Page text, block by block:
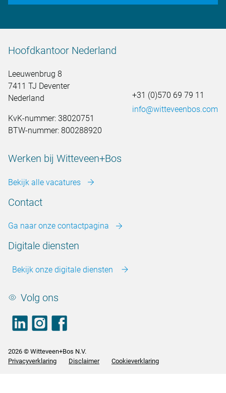
Hoofdkantoor Nederland
Leeuwenbrug 8
7411 TJ Deventer
Nederland
KvK-nummer: 38020751
BTW-nummer: 800288920
+31 (0)570 69 79 11
info@witteveenbos.com
Werken bij Witteveen+Bos
Bekijk alle vacatures
Contact
Ga naar onze contactpagina
Digitale diensten
Bekijk onze digitale diensten
Volg ons
LinkedInfooter.instagram
2026 © Witteveen+Bos N.V.
Privacyverklaring
Disclaimer Cookieverklaring